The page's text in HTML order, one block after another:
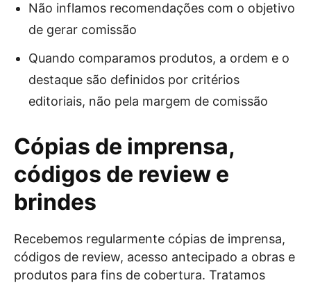
Não inflamos recomendações com o objetivo
de gerar comissão
Quando comparamos produtos, a ordem e o
destaque são definidos por critérios
editoriais, não pela margem de comissão
Cópias de imprensa,
códigos de review e
brindes
Recebemos regularmente cópias de imprensa,
códigos de review, acesso antecipado a obras e
produtos para fins de cobertura. Tratamos